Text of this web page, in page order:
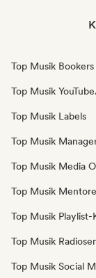
Top Musik Bookers
Top Musik
Top Musik Labels
Top Musik
Top Musik Media
Top Musik
Top Musik Playlist-
Top Musik
Top Musik Social